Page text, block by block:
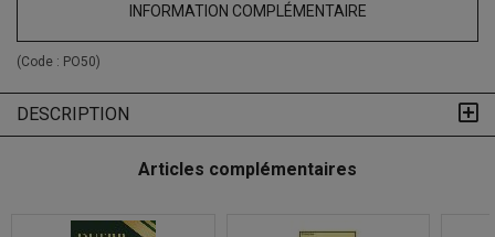
INFORMATION COMPLÉMENTAIRE
(Code : PO50)
DESCRIPTION
Articles complémentaires